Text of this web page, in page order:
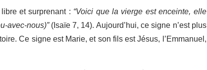
et surprenant : “Voici que la vierge est enceinte, elle
avec-nous)”(Isaïe 7, 14). Aujourd’hui, ce signe n’est plus
Ce signe est Marie, et son fils est Jésus, l’Emmanuel,